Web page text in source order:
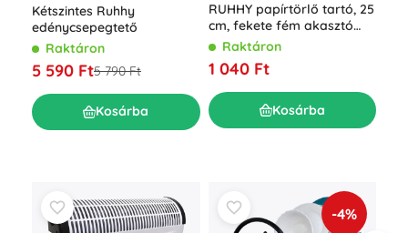
Kétszintes Ruhhy
edénycsepegtető
Raktáron
5 590 Ft5 790 Ft
Kosárba
RUHHY papírtörlő tartó, 25
cm, fekete fém akasztó
fúrás nélkül
Raktáron
1 040 Ft
Kosárba
-4%